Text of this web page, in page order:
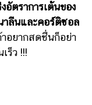
อัตราการเต้นของ
าลีนและคอร์ติซอล
าอยากสดชื่นก็อย่า
ร็ว !!!